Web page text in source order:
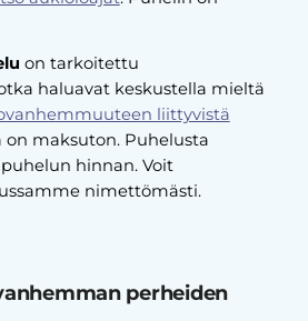
on tarkoitettu
haluavat keskustella mieltä
liittyvistä
on maksuton. Puhelusta
hinnan. Voit
nimettömästi.
perheiden